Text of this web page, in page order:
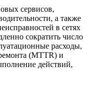
сервисов,
а также
в сетях
сократить число
расходы,
(MTTR) и
действий,